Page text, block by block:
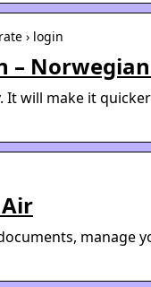
› login
–
It will make it
manage